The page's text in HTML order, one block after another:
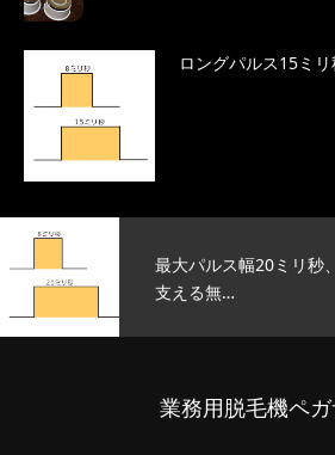
ロングパルス15ミ
最大パルス幅20ミリ秒
支える無…
業務用脱毛機ペ